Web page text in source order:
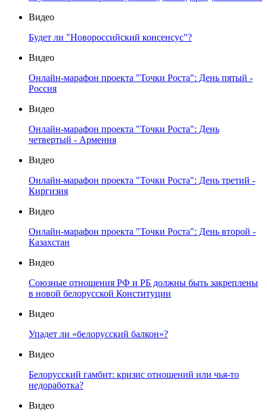
Видео
Будет ли "Новороссийский консенсус"?
Видео
Онлайн-марафон проекта "Точки Роста": День пятый -
Россия
Видео
Онлайн-марафон проекта "Точки Роста": День
четвертый - Армения
Видео
Онлайн-марафон проекта "Точки Роста": День третий -
Киргизия
Видео
Онлайн-марафон проекта "Точки Роста": День второй -
Казахстан
Видео
Союзные отношения РФ и РБ должны быть закреплены
в новой белорусской Конституции
Видео
Упадет ли «белорусский балкон»?
Видео
Белорусский гамбит: кризис отношений или чья-то
недоработка?
Видео